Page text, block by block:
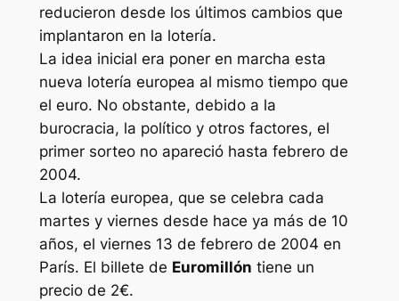
reducieron desde los últimos cambios que
implantaron en la lotería.
La idea inicial era poner en marcha esta
nueva lotería europea al mismo tiempo que
el euro. No obstante, debido a la
burocracia, la político y otros factores, el
primer sorteo no apareció hasta febrero de
2004.
La lotería europea, que se celebra cada
martes y viernes desde hace ya más de 10
años, el viernes 13 de febrero de 2004 en
París. El billete de Euromillón tiene un
precio de 2€.